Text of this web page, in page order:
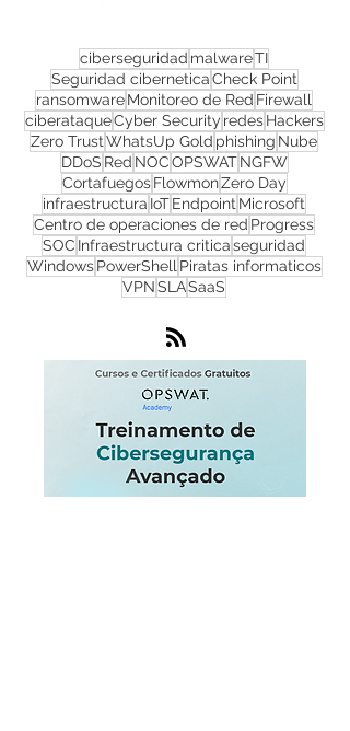
ciberseguridadmalwareTI
Seguridad ciberneticaCheck Point
ransomwareMonitoreo de RedFirewall
ciberataqueCyber SecurityredesHackers
Zero TrustWhatsUp GoldphishingNube
DDoSRedNOCOPSWATNGFW
CortafuegosFlowmonZero Day
infraestructuraIoTEndpointMicrosoft
Centro de operaciones de redProgress
Infraestructura critica
SLA